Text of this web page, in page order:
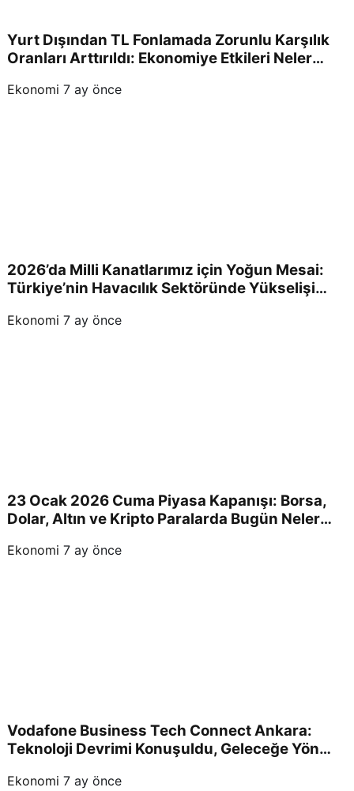
Yurt Dışından TL Fonlamada Zorunlu Karşılık
Oranları Arttırıldı: Ekonomiye Etkileri Neler
Ekonomi 7 ay önce
2026’da Milli Kanatlarımız için Yoğun Mesai:
Türkiye’nin Havacılık Sektöründe Yükselişi
Ekonomi 7 ay önce
23 Ocak 2026 Cuma Piyasa Kapanışı: Borsa,
Dolar, Altın ve Kripto Paralarda Bugün Neler
Ekonomi 7 ay önce
Vodafone Business Tech Connect Ankara:
Teknoloji Devrimi Konuşuldu, Geleceğe Yön
Ekonomi 7 ay önce